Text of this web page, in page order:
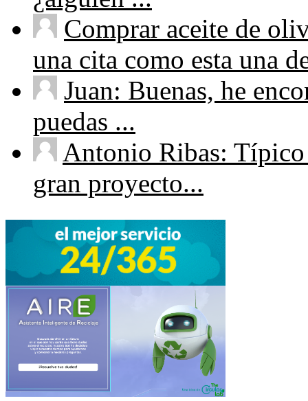
Comprar aceite de
una cita como esta una
Juan: Buenas, he
puedas ...
Antonio Ribas: Típico
gran proyecto...